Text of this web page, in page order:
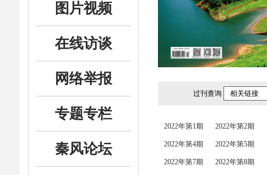
图片视频
在线访谈
网络举报
专题专栏
秦风论坛
过刊查询 相关链接
2022年第1期 2022年第2期
2022年第4期 2022年第5期
2022年第7期 2022年第8期